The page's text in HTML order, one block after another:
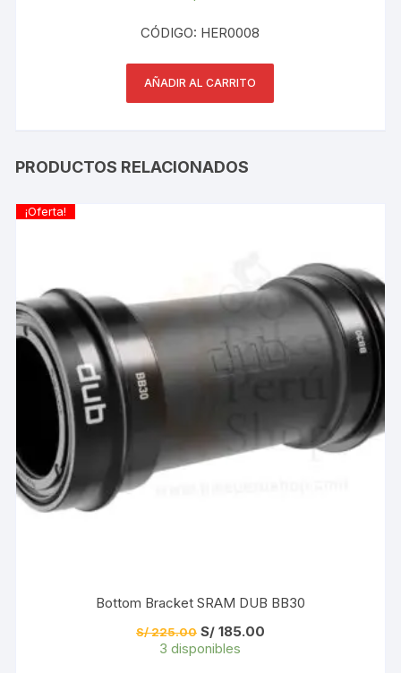
CÓDIGO: HER0008
AÑADIR AL CARRITO
PRODUCTOS RELACIONADOS
¡Oferta!
Bottom Bracket SRAM DUB BB30
S/225.00 El
precio
original
S/185.00El
3 disponibles